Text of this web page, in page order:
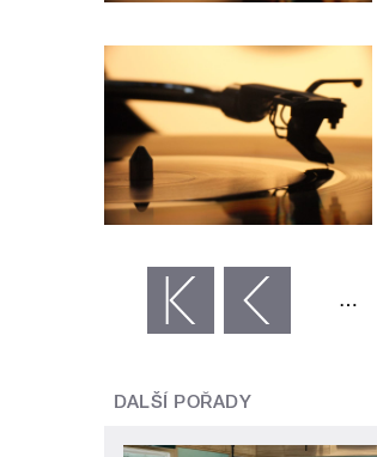
‹ předchozí …
DALŠÍ POŘADY